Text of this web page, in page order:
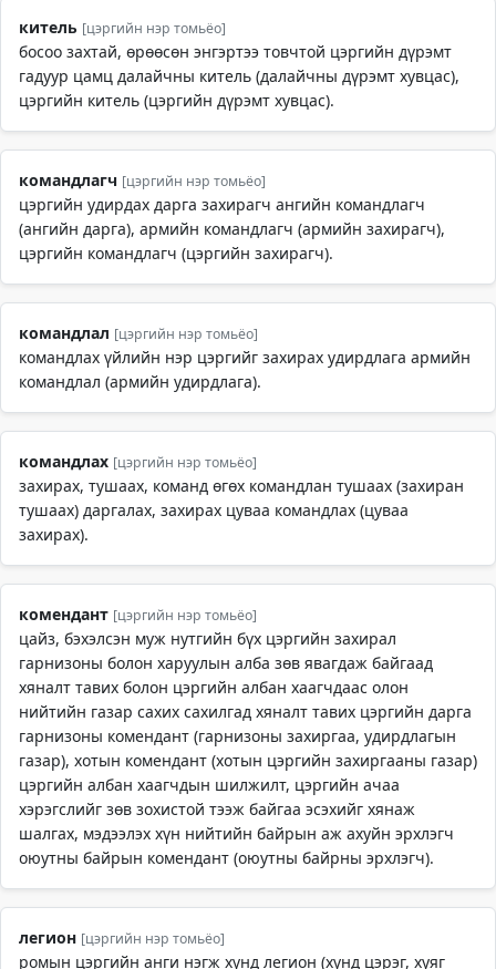
китель [цэргийн нэр томьёо]
босоо захтай, өрөөсөн энгэртээ товчтой цэргийн дүрэмт
гадуур цамц далайчны китель (далайчны дүрэмт хувцас),
цэргийн китель (цэргийн дүрэмт хувцас).
командлагч [цэргийн нэр томьёо]
цэргийн удирдах дарга захирагч ангийн командлагч
(ангийн дарга), армийн командлагч (армийн захирагч),
цэргийн командлагч (цэргийн захирагч).
командлал [цэргийн нэр томьёо]
командлах үйлийн нэр цэргийг захирах удирдлага армийн
командлал (армийн удирдлага).
командлах [цэргийн нэр томьёо]
захирах, тушаах, команд өгөх командлан тушаах (захиран
тушаах) даргалах, захирах цуваа командлах (цуваа
захирах).
комендант [цэргийн нэр томьёо]
цайз, бэхэлсэн муж нутгийн бүх цэргийн захирал
гарнизоны болон харуулын алба зөв явагдаж байгаад
хяналт тавих болон цэргийн албан хаагчдаас олон
нийтийн газар сахих сахилгад хяналт тавих цэргийн дарга
гарнизоны комендант (гарнизоны захиргаа, удирдлагын
газар), хотын комендант (хотын цэргийн захиргааны газар)
цэргийн албан хаагчдын шилжилт, цэргийн ачаа
хэрэгслийг зөв зохистой тээж байгаа эсэхийг хянаж
шалгах, мэдээлэх хүн нийтийн байрын аж ахуйн эрхлэгч
оюутны байрын комендант (оюутны байрны эрхлэгч).
легион [цэргийн нэр томьёо]
ромын цэргийн анги нэгж хүнд легион (хүнд цэрэг, хуяг